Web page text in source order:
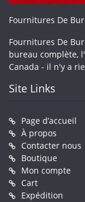
Fournitures De
Fournitures De
bureau complète,
Canada - il n'y a
Site Links
Page d’accueil
À propos
Contacter nous
Boutique
Mon compte
Cart
Expédition